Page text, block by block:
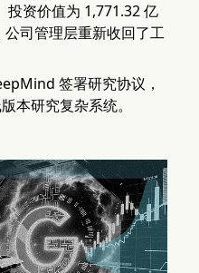
资价值为 1,771.32 亿
司管理层重新收回了工
签署研究协议，
本研究复杂系统。